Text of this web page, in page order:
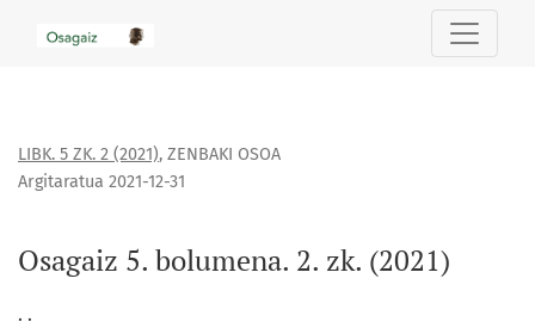
LIBK. 5 ZK. 2 (2021), ZENBAKI OSOA
Osagaiz 5. bolumena. 2. zk. (2021)
Argitaratua 2021-12-31
. .